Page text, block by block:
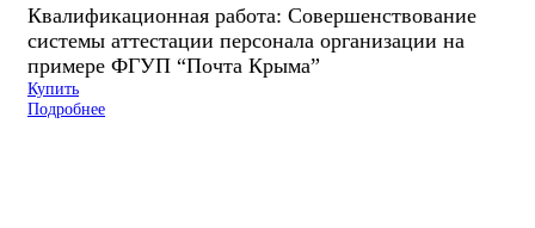
Квалификационная работа: Совершенствование
системы аттестации персонала организации на
примере ФГУП “Почта Крыма”
Купить
Подробнее